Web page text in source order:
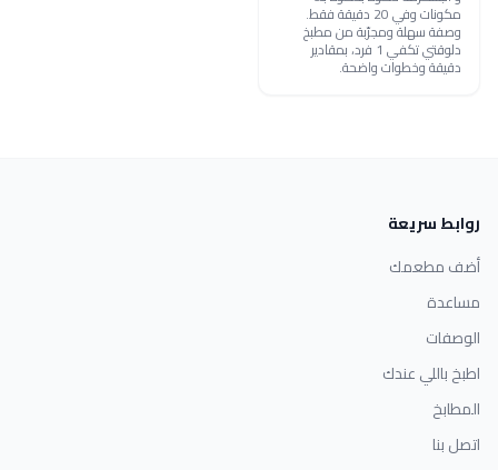
مكونات وفي 20 دقيقة فقط.
وصفة سهلة ومجرّبة من مطبخ
دلوقتي تكفي 1 فرد، بمقادير
دقيقة وخطوات واضحة.
روابط سريعة
أضف مطعمك
مساعدة
الوصفات
اطبخ باللي عندك
المطابخ
اتصل بنا